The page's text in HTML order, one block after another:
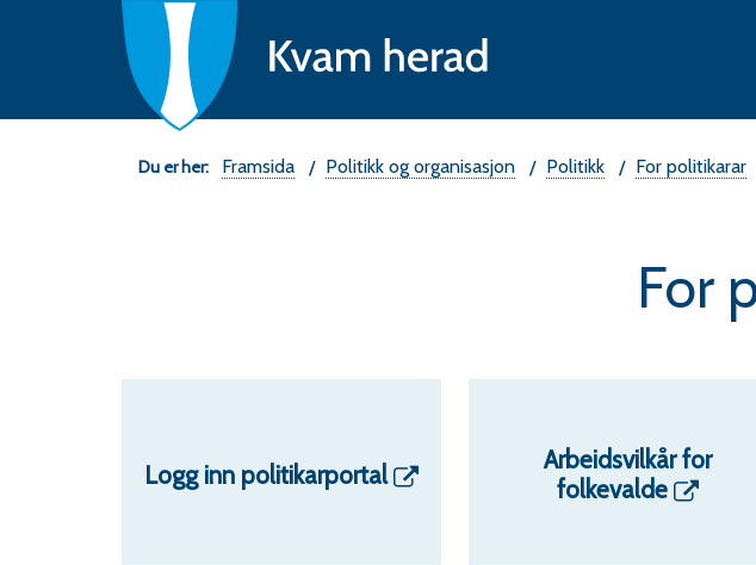
Kvam
herad
Du Framsida Politikk og organisasjon Politikk For politikarar
For
Logg inn politikarportal
Arbeidsvilkår for
folkevalde